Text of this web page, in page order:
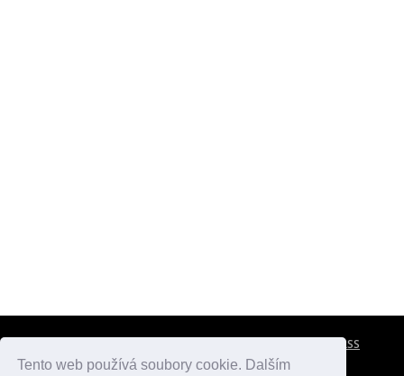
Tento web používá soubory cookie. Dalším
RSS